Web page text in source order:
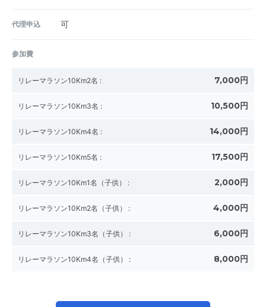
代理申込 可
参加費
リレーマラソン10Km2名 : 7,000円
リレーマラソン10Km3名 : 10,500円
リレーマラソン10Km4名 : 14,000円
リレーマラソン10Km5名 : 17,500円
リレーマラソン10Km1名（子供） : 2,000円
リレーマラソン10Km2名（子供） : 4,000円
リレーマラソン10Km3名（子供） : 6,000円
リレーマラソン10Km4名（子供） : 8,000円